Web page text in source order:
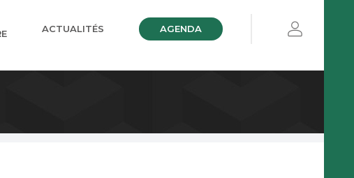
Financières
ACTUALITÉS AGENDA